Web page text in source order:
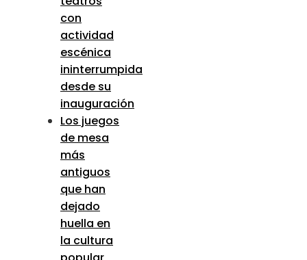
con
actividad
escénica
ininterrumpida
desde su
inauguración
Los juegos
de mesa
más
antiguos
que han
dejado
huella en
la cultura